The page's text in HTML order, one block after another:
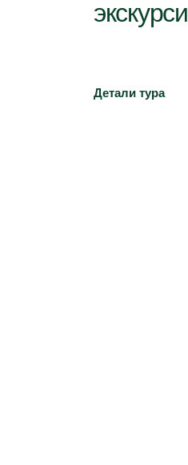
Детали тура